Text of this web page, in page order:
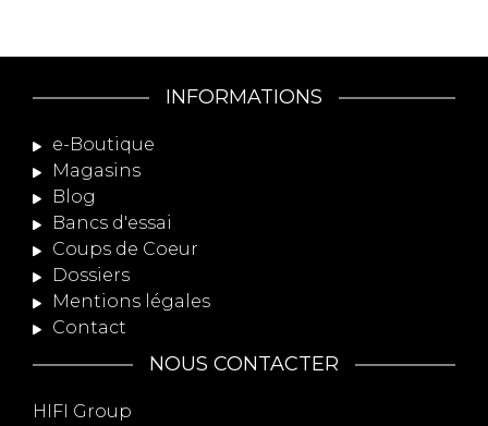
INFORMATIONS
e-Boutique
Magasins
Blog
Bancs d'essai
Coups de Coeur
Dossiers
Mentions légales
Contact
NOUS CONTACTER
HIFI Group